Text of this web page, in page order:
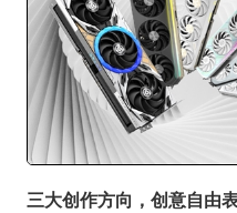
三大创作方向，创意自由